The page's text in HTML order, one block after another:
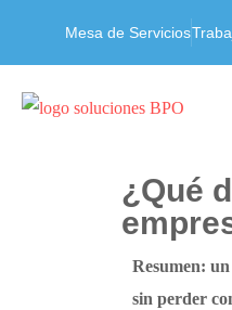
Mesa de Servicios
¿Qué
Resumen:
sin perder